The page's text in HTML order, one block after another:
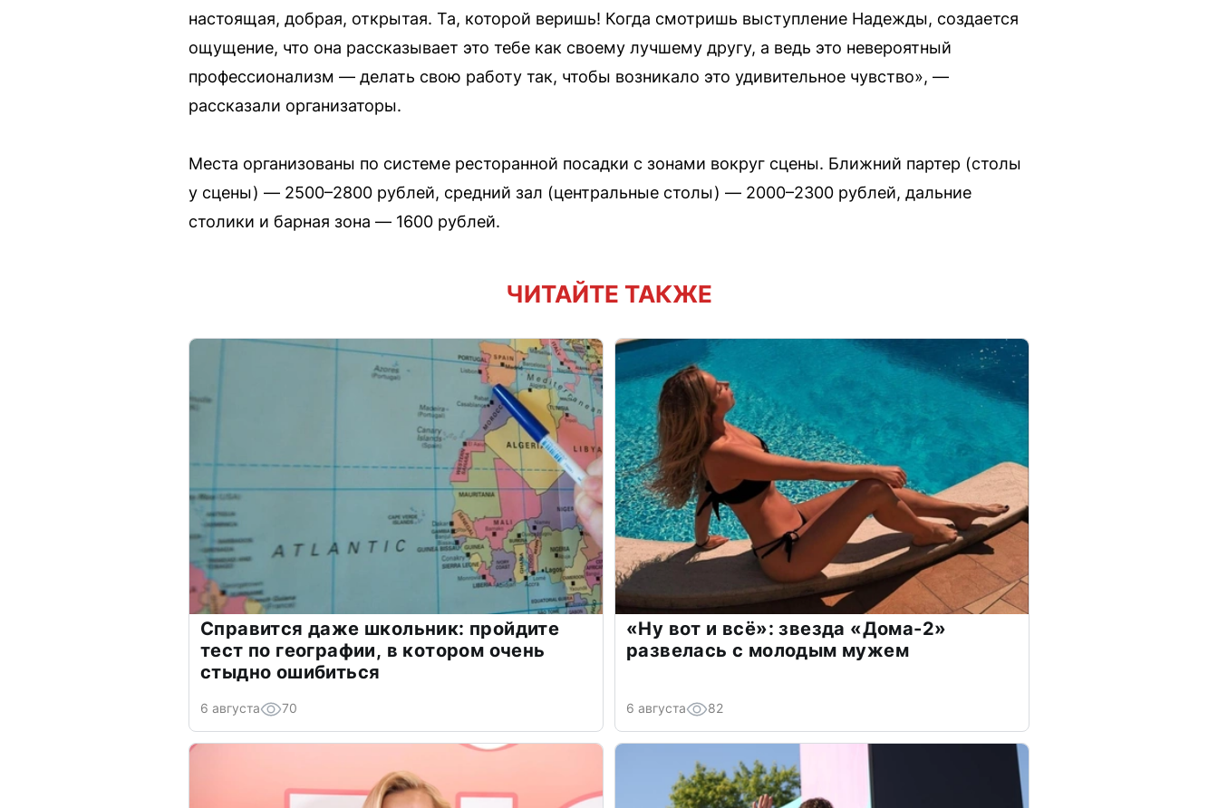
настоящая, добрая, открытая. Та, которой веришь! Когда смотришь выступление Надежды, создается
ощущение, что она рассказывает это тебе как своему лучшему другу, а ведь это невероятный
профессионализм — делать свою работу так, чтобы возникало это удивительное чувство», —
рассказали организаторы.
Места организованы по системе ресторанной посадки с зонами вокруг сцены. Ближний партер (столы
у сцены) — 2500–2800 рублей, средний зал (центральные столы) — 2000–2300 рублей, дальние
столики и барная зона — 1600 рублей.
ЧИТАЙТЕ ТАКЖЕ
Справится даже школьник: пройдите
тест по географии, в котором очень
стыдно ошибиться
6 августа 70
«Ну вот и всё»: звезда «Дома-2»
развелась с молодым мужем
6 августа 82